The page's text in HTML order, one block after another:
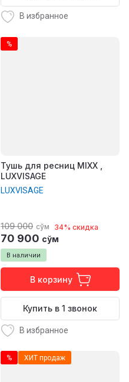
В избранное
%
Тушь для ресниц MIXX ,
LUXVISAGE
LUXVISAGE
В наличии
109 000 сўм 34% скидка
70 900 сўм
В корзину
Купить в 1 звонок
В избранное
% ХИТ продаж